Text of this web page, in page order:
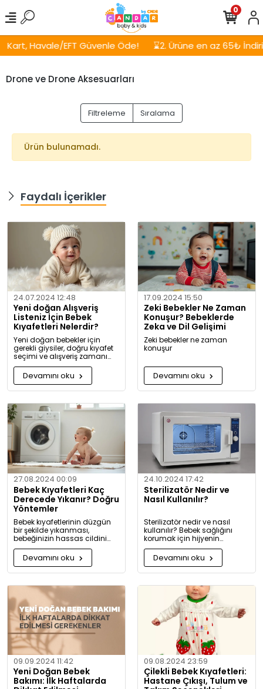
Havale/EFT Güvenle Öde! ⌛2. Ürüne en az 65₺
0
Drone ve Drone Aksesuarları
Filtreleme Sıralama
Ürün bulunamadı.
Faydalı İçerikler
24.07.2024 12:48
Yeni doğan Alışveriş
Listeniz İçin Bebek
Kıyafetleri Nelerdir?
Yeni doğan bebekler için
gerekli giysiler, doğru kıyafet
seçimi ve alışveriş zamanı
hakkında kapsamlı bilgiler ve
tavsiyeler.
Devamını oku
17.09.2024 15:50
Zeki Bebekler Ne Zaman
Konuşur? Bebeklerde
Zeka ve Dil Gelişimi
Zeki bebekler ne zaman
konuşur
Devamını oku
27.08.2024 00:09
Bebek Kıyafetleri Kaç
Derecede Yıkanır? Doğru
Yöntemler
Bebek kıyafetlerinin düzgün
bir şekilde yıkanması,
bebeğinizin hassas cildini
korumak için oldukça
önemlidir. Bu rehberde, bebek
giysilerinizi nasıl ve hangi
koşullarda yıkamanız
bilgiler bulacaksınız.
Devamını oku
24.10.2024 17:42
Sterilizatör Nedir ve
Nasıl Kullanılır?
Sterilizatör nedir ve nasıl
kullanılır? Bebek sağlığını
korumak için hijyenin
önemini keşfedin. Buharlı ve
UV sterilizatörlerle mikroplara
karşı tam koruma!
Devamını oku
09.09.2024 11:42
Yeni Doğan Bebek
Bakımı: İlk Haftalarda
09.08.2024 23:59
Çilekli Bebek Kıyafetleri:
Hastane Çıkışı, Tulum ve